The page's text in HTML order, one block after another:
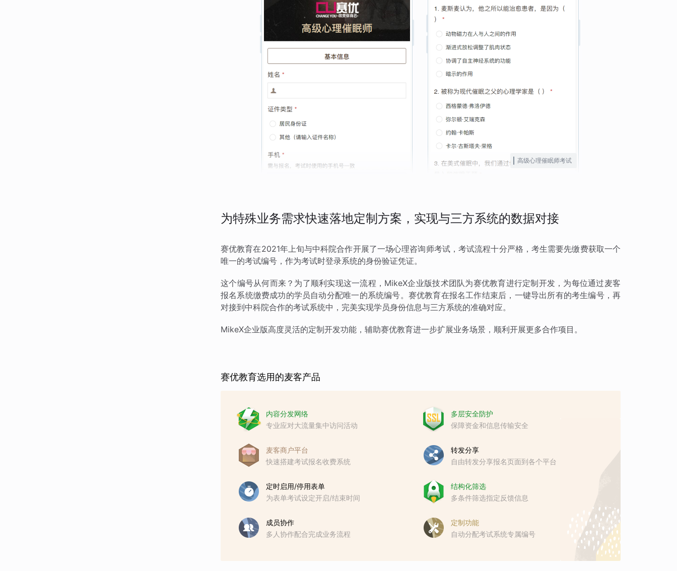
高级心理催眠师考试
为特殊业务需求快速落地定制方案，实现与三方系统的数据对接
赛优教育在2021年上旬与中科院合作开展了一场心理咨询师考试，考试流程十分严格，考生需要先缴费获取一个
唯一的考试编号，作为考试时登录系统的身份验证凭证。
这个编号从何而来？为了顺利实现这一流程，MikeX企业版技术团队为赛优教育进行定制开发，为每位通过麦客
报名系统缴费成功的学员自动分配唯一的系统编号。赛优教育在报名工作结束后，一键导出所有的考生编号，再
对接到中科院合作的考试系统中，完美实现学员身份信息与三方系统的准确对应。
MikeX企业版高度灵活的定制开发功能，辅助赛优教育进一步扩展业务场景，顺利开展更多合作项目。
赛优教育选用的麦客产品
内容分发网络
专业应对大流量集中访问活动
多层安全防护
保障资金和信息传输安全
麦客商户平台
快速搭建考试报名收费系统
转发分享
自由转发分享报名页面到各个平台
定时启用/停用表单
为表单考试设定开启/结束时间
结构化筛选
多条件筛选指定反馈信息
成员协作
多人协作配合完成业务流程
定制功能
自动分配考试系统专属编号